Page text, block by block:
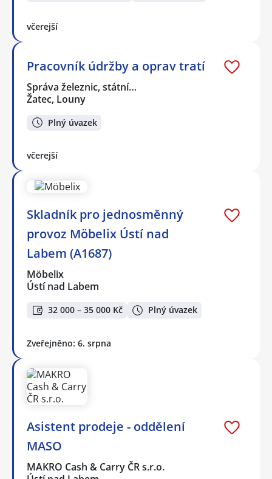
včerejší
Pracovník údržby a oprav tratí
Správa železnic, státní…
Žatec, Louny
Plný úvazek
včerejší
Skladník pro jednosměnný
provoz Möbelix Ústí nad
Labem (A1687)
Möbelix
Ústí nad Labem
32 000 – 35 000 Kč Plný úvazek
Zveřejněno: 6. srpna
Asistent prodeje - oddělení
MASO
MAKRO Cash & Carry ČR s.r.o.